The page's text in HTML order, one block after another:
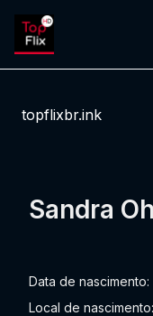
topflixbr.ink
Sandra Oh
Data de nascimento:
Local de nascimento: